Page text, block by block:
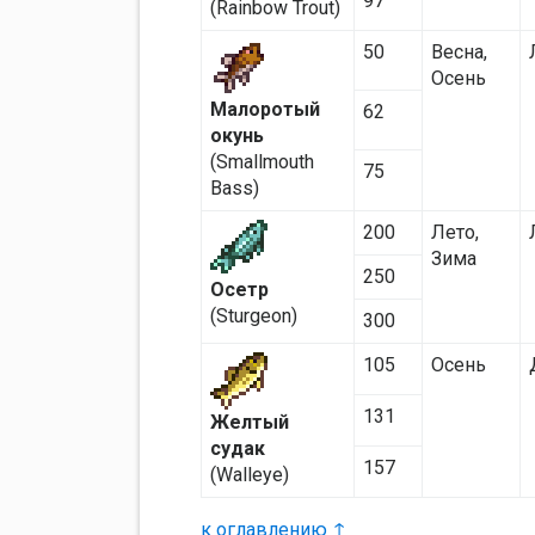
(Rainbow Trout)
Малоротый
окунь
(Smallmouth
Bass)
50
Весна,
Осень
62
75
Осетр
(Sturgeon)
200
Лето,
Зима
250
300
Желтый
судак
(Walleye)
105 Осень
131
157
к оглавлению ↑